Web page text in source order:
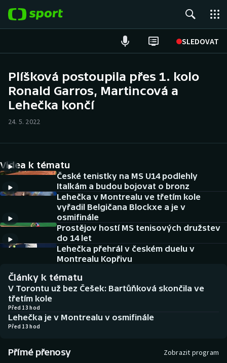
SLEDOVAT
Hokej
Cyklistika
DALŠÍ SPORTY
Americký fotbal
Baseball a softbal
Biatlon
Boby a skeleton
Curling
NEPŘEHLÉDNĚTE
Historické návraty
Aplikace ČT sport
AZ kvíz
Plíšková postoupila přes 1. kolo
Ronald Garros, Martincová a
Lehečka končí
24. 5. 2022
Videa k tématu
České tenistky na MS U14 podlehly
Italkám a budou bojovat o bronz
Lehečka v Montrealu ve třetím kole
vyřadil Belgičana Blockxe a je v
osmifinále
Prostějov hostí MS tenisových družstev
do 14 let
Lehečka přehrál v českém duelu v
Montrealu Kopřivu
Články k tématu
V Torontu už bez Češek: Bartůňková skončila ve
třetím kole
Před 13 hod
Lehečka je v Montrealu v osmifinále
Před 13 hod
Přímé přenosy Zobrazit program